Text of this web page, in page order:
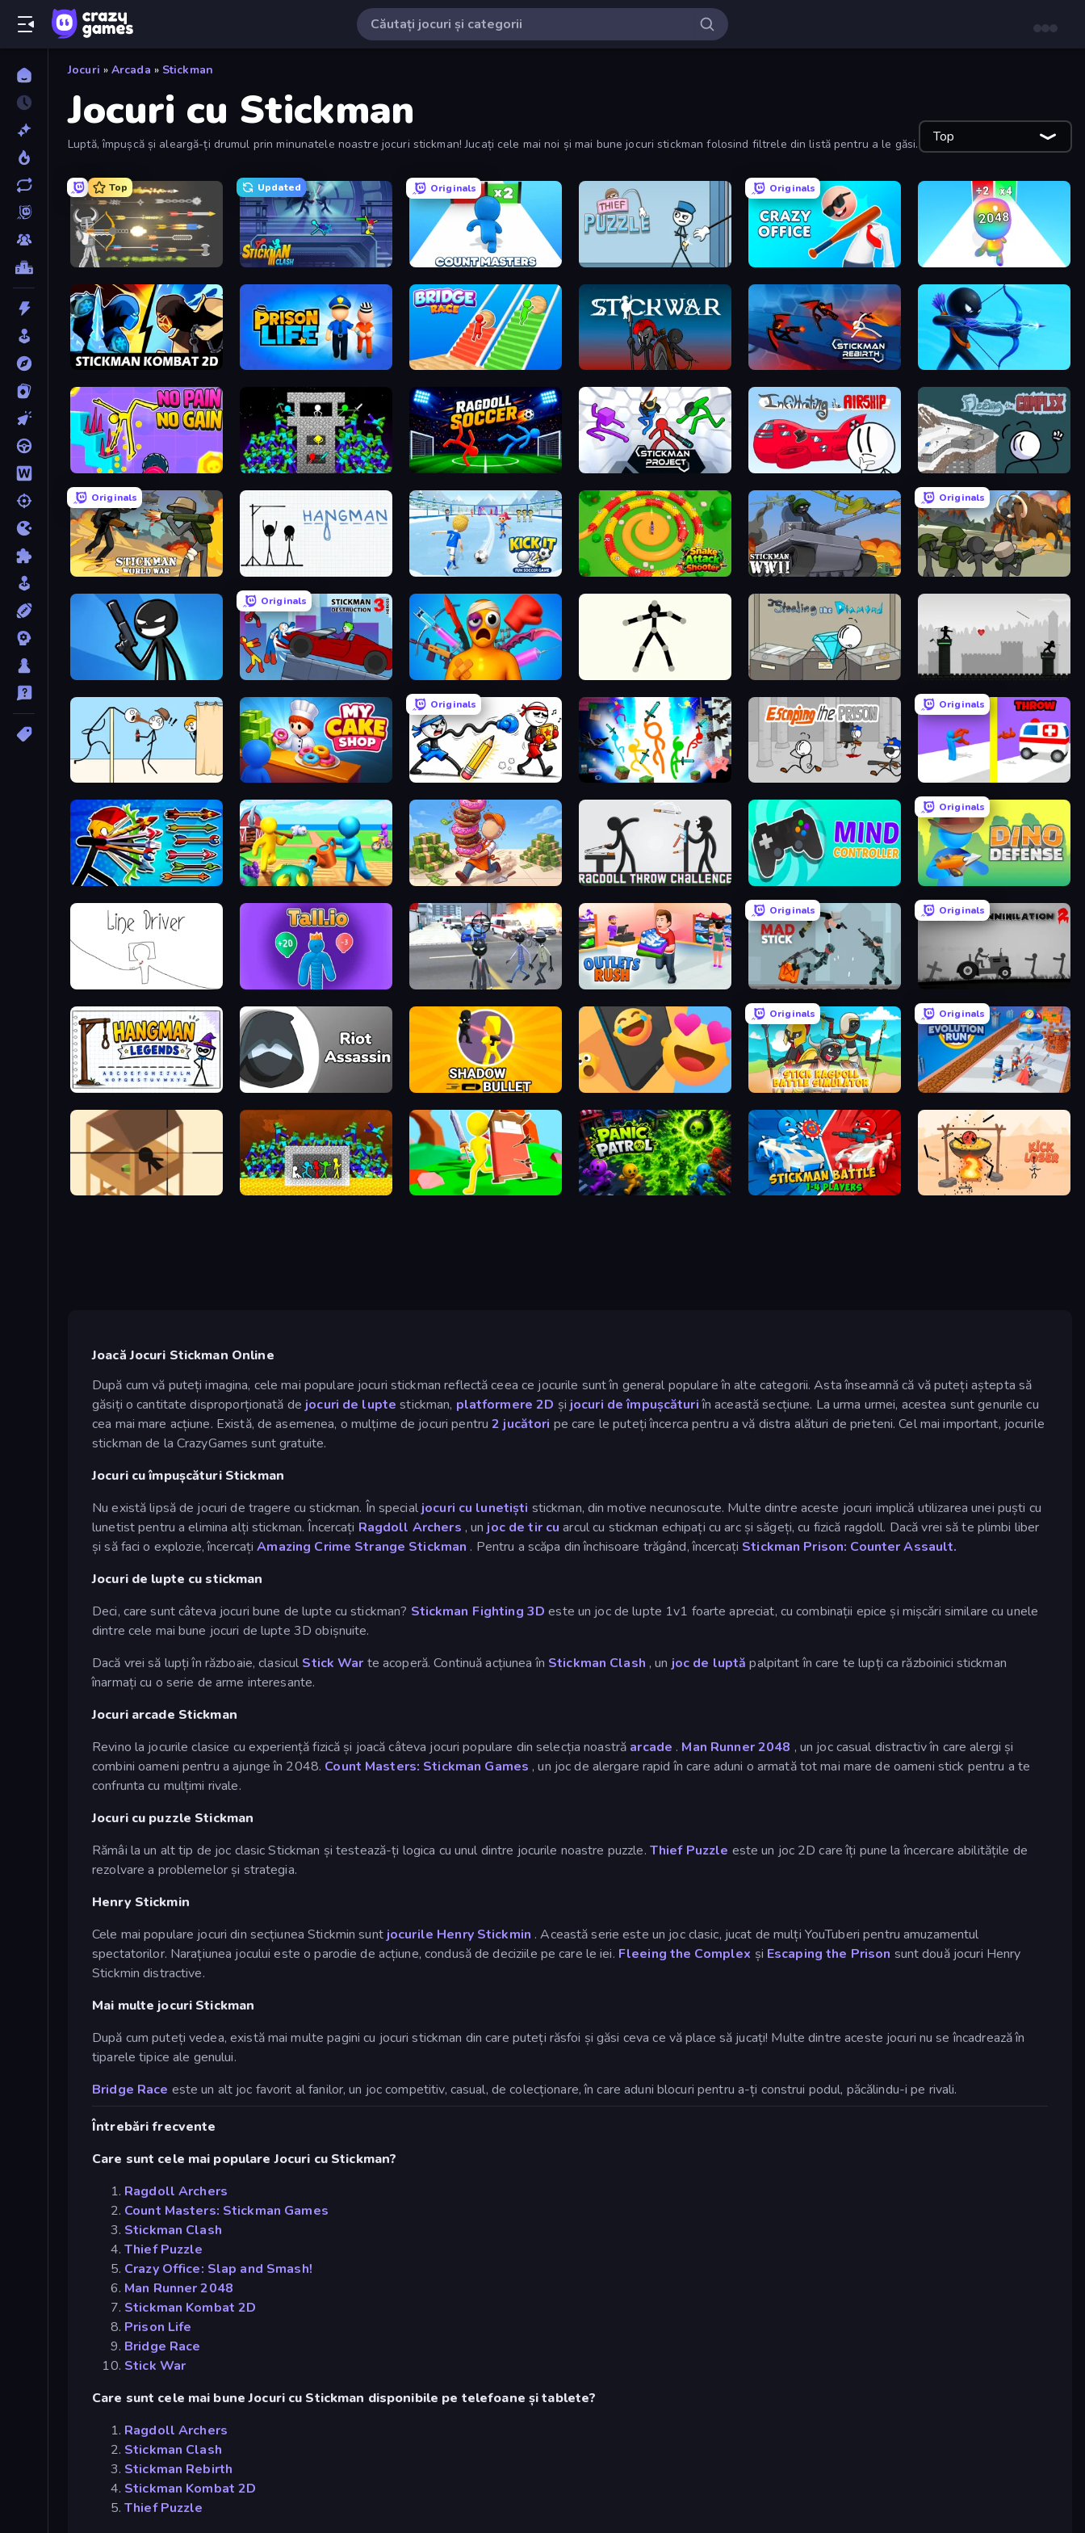
Jocuri » Arcada » Stickman
Jocuri cu Stickman
Luptă, împușcă și aleargă-ți drumul prin minunatele noastre jocuri stickman! Jucați cele mai noi și mai bune jocuri stickman folosind filtrele din listă pentru a le găsi. Top
Top
Ragdoll Archers
Updated
Stickman Clash
Originals
Thief Puzzle
Originals
Crazy Office: Slap and Smash! Man Runner 2048
Stickman Kombat 2D Prison Life Bridge Race Stick War Stickman Rebirth Archers Random
No Pain No Gain - Ragdoll Sandbox Stick Epic Fighter Ragdoll Soccer 2 Players Stickman Project Infiltrating the Airship Fleeing the Complex
Originals
Stickman World War Kick It – Fun Soccer Game Snake Attack Shooter Stickman WW2
Originals
Stickman History Battle
Stickman Bullet Warriors
Originals
Stickman Destruction 3 Heroes Fun Ragdoll Challenge! Stick Animator Stealing the Diamond Javelin Fighting
My Cake Shop
Originals
Doodle Smash Stickman Epic
Originals
Rescue Throw
Archer Ragdoll Masters Farm Land Donut Place Ragdoll Throw Challenge Mind Controller
Originals
Dino Defense
Amazing Crime Strange Stickman Outlets Rush
Originals
Mad Stick
Originals
Stickman Annihilation 2
Hangman Legends Riot Assassin Shadow Bullet Reply Run
Originals
Stick Ragdoll Battle Simulator
Originals
Age Evolution Run
Elite Sniper Stick Fighter vs Zombies Bed Wars Panic Patrol Stickman battle 1-4 Players Kick Loser
Joacă Jocuri Stickman Online
După cum vă puteți imagina, cele mai populare jocuri stickman reflectă ceea ce jocurile sunt în general populare în alte categorii. Asta înseamnă că vă puteți aștepta să
găsiți o cantitate disproporționată de jocuri de lupte stickman, platformere 2D și jocuri de împușcăturiîn această secțiune. La urma urmei, acestea sunt genurile cu
cea mai mare acțiune. Există, de asemenea, o mulțime de jocuri pentru2 jucători pe care le puteți încerca pentru a vă distra alături de prieteni. Cel mai important, jocurile
stickman de la CrazyGames sunt gratuite.
Jocuri cu împușcături Stickman
Nu există lipsă de jocuri de tragere cu stickman. În special jocuri cu lunetiști stickman, din motive necunoscute. Multe dintre aceste jocuri implică utilizarea unei puști cu
lunetist pentru a elimina alți stickman. Încercați Ragdoll Archers , un joc de tir cu arcul cu stickman echipați cu arc și săgeți, cu fizică ragdoll. Dacă vrei să te plimbi liber
și să faci o explozie, încercațiAmazing Crime Strange Stickman . Pentru a scăpa din închisoare trăgând, încercați Stickman Prison: Counter Assault.
Jocuri de lupte cu stickman
Deci, care sunt câteva jocuri bune de lupte cu stickman? Stickman Fighting 3D este un joc de lupte 1v1 foarte apreciat, cu combinații epice și mișcări similare cu unele
dintre cele mai bune jocuri de lupte 3D obișnuite.
Dacă vrei să lupți în războaie, clasicul Stick War te acoperă. Continuă acțiunea în Stickman Clash , un joc de luptă palpitant în care te lupți ca războinici stickman
înarmați cu o serie de arme interesante.
Jocuri arcade Stickman
Revino la jocurile clasice cu experiență fizică și joacă câteva jocuri populare din selecția noastră arcade . Man Runner 2048 , un joc casual distractiv în care alergi și
combini oameni pentru a ajunge în 2048. Count Masters: Stickman Games , un joc de alergare rapid în care aduni o armată tot mai mare de oameni stick pentru a te
confrunta cu mulțimi rivale.
Jocuri cu puzzle Stickman
Rămâi la un alt tip de joc clasic Stickman și testează-ți logica cu unul dintre jocurile noastre puzzle. Thief Puzzle este un joc 2D care îți pune la încercare abilitățile de
rezolvare a problemelor și strategia.
Henry Stickmin
Cele mai populare jocuri din secțiunea Stickmin sunt jocurile Henry Stickmin . Această serie este un joc clasic, jucat de mulți YouTuberi pentru amuzamentul
spectatorilor. Narațiunea jocului este o parodie de acțiune, condusă de deciziile pe care le iei. Fleeing the Complex și Escaping the Prison sunt două jocuri Henry
Stickmin distractive.
Mai multe jocuri Stickman
După cum puteți vedea, există mai multe pagini cu jocuri stickman din care puteți răsfoi și găsi ceva ce vă place să jucați! Multe dintre aceste jocuri nu se încadrează în
tiparele tipice ale genului.
Bridge Race este un alt joc favorit al fanilor, un joc competitiv, casual, de colecționare, în care aduni blocuri pentru a-ți construi podul, păcălindu-i pe rivali.
Întrebări frecvente
Care sunt cele mai populare Jocuri cu Stickman?
Ragdoll Archers
Count Masters: Stickman Games
Stickman Clash
Thief Puzzle
Crazy Office: Slap and Smash!
Man Runner 2048
Stickman Kombat 2D
Prison Life
Bridge Race
Stick War
Care sunt cele mai bune Jocuri cu Stickman disponibile pe telefoane și tablete?
Ragdoll Archers
Stickman Clash
Stickman Rebirth
Stickman Kombat 2D
Thief Puzzle